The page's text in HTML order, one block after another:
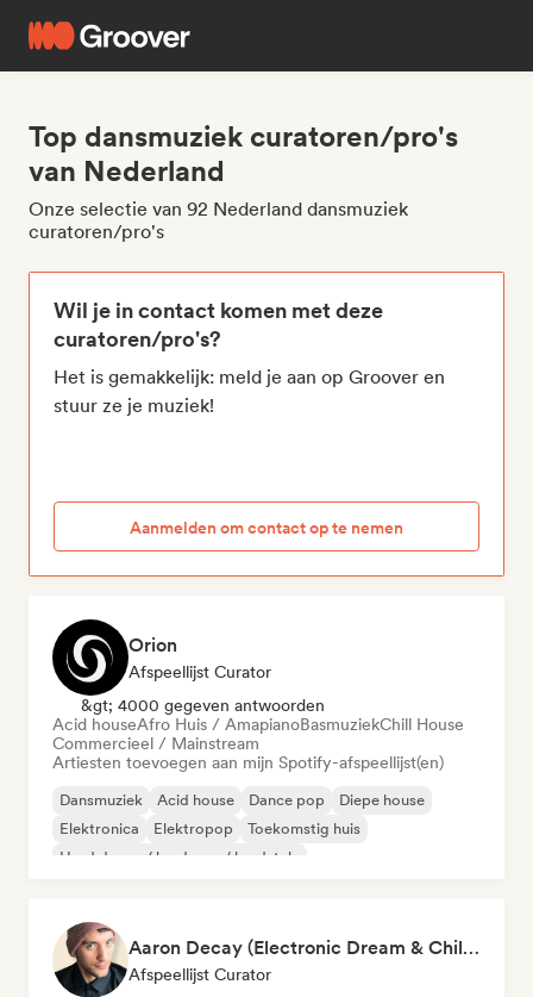
Top dansmuziek curatoren/pro's
van Nederland
Onze selectie van 92 Nederland dansmuziek
curatoren/pro's
Wil je in contact komen met deze
curatoren/pro's?
Het is gemakkelijk: meld je aan op Groover en
stuur ze je muziek!
Aanmelden om contact op te nemen
Orion
Afspeellijst Curator
&gt; 4000 gegeven antwoorden
Acid houseAfro Huis / AmapianoBasmuziekChill House
Commercieel / Mainstream
Artiesten toevoegen aan mijn Spotify-afspeellijst(en)
Dansmuziek Acid house Dance pop
Diepe house
Elektronica
Elektropop
Toekomstig huis
Hard dance / hardcore / hardstyle
Aaron Decay (Electronic Dream & Chill Electronic Dream playlists)
Afspeellijst Curator